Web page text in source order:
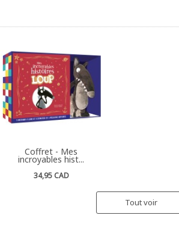
Coffret - Mes
incroyables hist...
34,95 CAD
Tout voir